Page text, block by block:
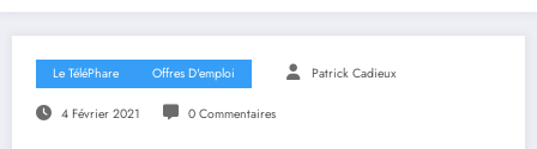
Le TéléPhare Offres D'emploi Patrick Cadieux
4 Février 2021 0 Commentaires